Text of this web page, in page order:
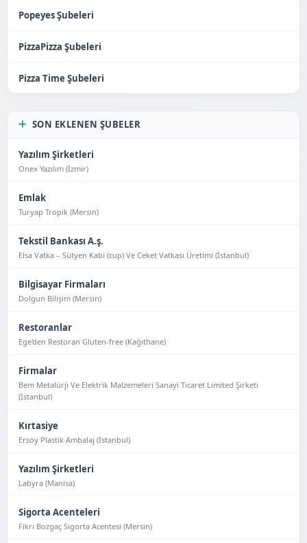
Popeyes Şubeleri
PizzaPizza Şubeleri
Pizza Time Şubeleri
SON EKLENEN ŞUBELER
Yazılım Şirketleri
Onex Yazılım (İzmir)
Emlak
Turyap Tropik (Mersin)
Tekstil Bankası A.ş.
Elsa Vatka – Sütyen Kabı (cup) Ve Ceket Vatkası Üretimi (İstanbul)
Bilgisayar Firmaları
Dolgun Bilişim (Mersin)
Restoranlar
Ege'den Restoran Gluten-free (Kağıthane)
Firmalar
Bem Metalürji Ve Elektrik Malzemeleri Sanayi Ticaret Limited Şirketi
(İstanbul)
Kırtasiye
Ersoy Plastik Ambalaj (İstanbul)
Yazılım Şirketleri
Labyra (Manisa)
Sigorta Acenteleri
Fikri Bozgaç Sigorta Acentesi (Mersin)